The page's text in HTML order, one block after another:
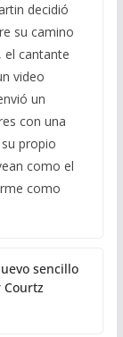
decidió
su camino
el cantante
video
un
con una
propio
como el
como
sencillo
Courtz